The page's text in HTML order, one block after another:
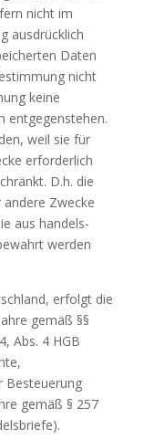
nicht im
ausdrücklich
Daten
nicht
keine
entgegenstehen.
weil sie für
erforderlich
D.h. die
Zwecke
aus handels-
werden
erfolgt die
gemäß §§
Abs. 4 HGB
Besteuerung
gemäß § 257